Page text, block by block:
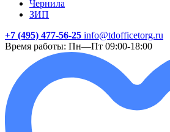
Чернила
ЗИП
+7 (495) 477-56-25 info@tdofficetorg.ru
Время работы: Пн—Пт 09:00-18:00